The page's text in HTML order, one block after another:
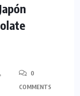
INTERNACIONAL
0
COMMENTS